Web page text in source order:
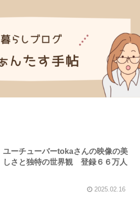
ユーチューバーtokaさんの映像の美
しさと独特の世界観 登録６６万人
2025.02.16